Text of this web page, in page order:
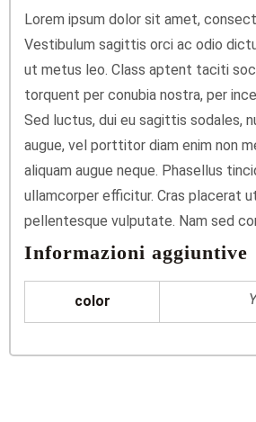
Lorem ipsum dolor sit amet,
Vestibulum sagittis orci ac odio
ut metus leo. Class aptent taciti
torquent per conubia nostra, per
Sed luctus, dui eu sagittis sodales,
augue, vel porttitor diam enim non
aliquam augue neque. Phasellus
ullamcorper efficitur. Cras placerat
pellentesque vulputate. Nam sed
Informazioni aggiuntive
color